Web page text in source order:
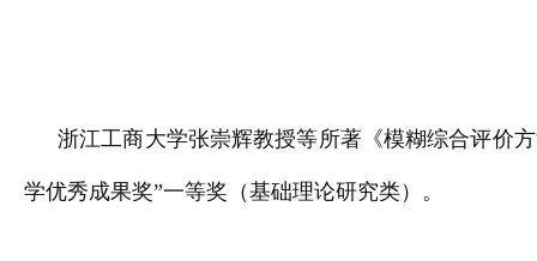
浙江工商大学张崇辉教授等所著《模糊综合评价
学优秀成果奖”一等奖（基础理论研究类）。